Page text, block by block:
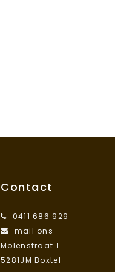
Contact
0411 686 929
mail ons
Molenstraat 1
5281JM Boxtel